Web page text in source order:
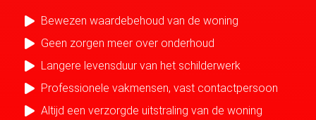
Bewezen waardebehoud van de woning
Geen zorgen meer over onderhoud
Langere levensduur van het schilderwerk
Professionele vakmensen, vast contactpersoon
Altijd een verzorgde uitstraling van de woning